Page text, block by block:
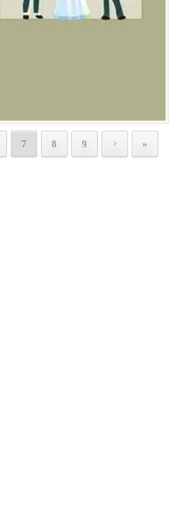
7 8 9 > »